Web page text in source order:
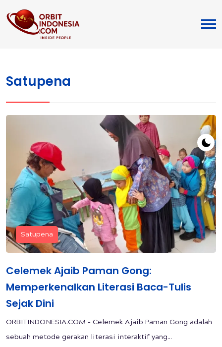
Satupena
Satupena
Celemek Ajaib Paman Gong:
Memperkenalkan Literasi Baca-Tulis
Sejak Dini
ORBITINDONESIA.COM - Celemek Ajaib Paman Gong adalah
sebuah metode gerakan literasi interaktif yang...